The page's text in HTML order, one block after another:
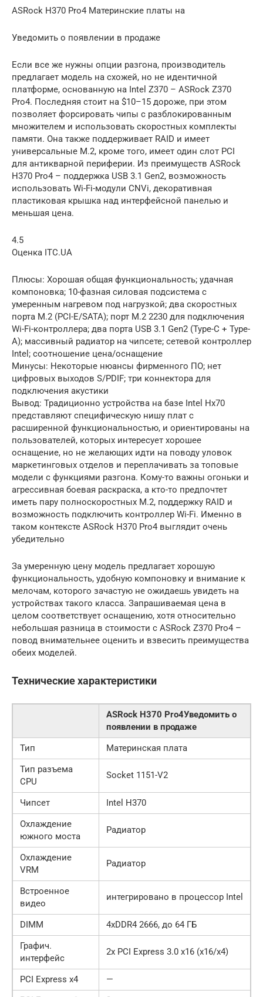
ASRock H370 Pro4 Материнские платы на
Уведомить о появлении в продаже
Если все же нужны опции разгона, производитель
предлагает модель на схожей, но не идентичной
платформе, основанную на Intel Z370 – ASRock Z370
Pro4. Последняя стоит на $10–15 дороже, при этом
позволяет форсировать чипы c разблокированным
множителем и использовать скоростных комплекты
памяти. Она также поддерживает RAID и имеет
универсальные M.2, кроме того, имеет один слот PCI
для антикварной периферии. Из преимуществ ASRock
H370 Pro4 – поддержка USB 3.1 Gen2, возможность
использовать Wi-Fi-модули CNVi, декоративная
пластиковая крышка над интерфейсной панелью и
меньшая цена.
4.5
Оценка ITC.UA
Плюсы: Хорошая общая функциональность; удачная
компоновка; 10-фазная силовая подсистема с
умеренным нагревом под нагрузкой; два скоростных
порта M.2 (PCI-E/SATA); порт M.2 2230 для подключения
Wi-Fi-контроллера; два порта USB 3.1 Gen2 (Type-C + Type-
A); массивный радиатор на чипсете; сетевой контроллер
Intel; соотношение цена/оснащение
Минусы: Некоторые нюансы фирменного ПО; нет
цифровых выходов S/PDIF; три коннектора для
подключения акустики
Вывод: Традиционно устройства на базе Intel Hx70
представляют специфическую нишу плат с
расширенной функциональностью, и ориентированы на
пользователей, которых интересует хорошее
оснащение, но не желающих идти на поводу уловок
маркетинговых отделов и переплачивать за топовые
модели с функциями разгона. Кому-то важны огоньки и
агрессивная боевая раскраска, а кто-то предпочтет
иметь пару полноскоростных M.2, поддержку RAID и
возможность подключить контроллер Wi-Fi. Именно в
таком контексте ASRock H370 Pro4 выглядит очень
убедительно
За умеренную цену модель предлагает хорошую
функциональность, удобную компоновку и внимание к
мелочам, которого зачастую не ожидаешь увидеть на
устройствах такого класса. Запрашиваемая цена в
целом соответствует оснащению, хотя относительно
небольшая разница в стоимости с ASRock Z370 Pro4 –
повод внимательнее оценить и взвесить преимущества
обеих моделей.
Технические характеристики
ASRock H370 Pro4Уведомить о
появлении в продаже
Тип
Материнская плата
Тип разъема
CPU
Socket 1151-V2
Чипсет
Intel H370
Охлаждение
южного моста
Радиатор
Охлаждение
VRM
Радиатор
Встроенное
видео
интегрировано в процессор Intel
DIMM
4xDDR4 2666, до 64 ГБ
Графич.
интерфейс
2x PCI Express 3.0 x16 (x16/x4)
PCI Express x4
—